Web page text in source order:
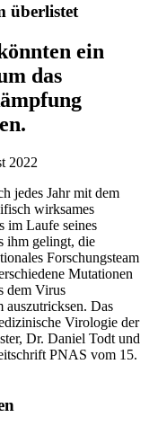
überlistet
ein
das
2022
jedes Jahr mit dem
wirksames
im Laufe seines
ihm gelingt, die
Forschungsteam
Mutationen
dem Virus
auszutricksen. Das
Virologie der
Dr. Daniel Todt und
PNAS vom 15.